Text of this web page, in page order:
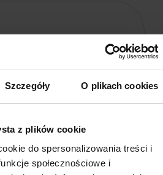
Szczegóły O plikach cookies
z plików cookie
do spersonalizowania treści i
społecznościowe i